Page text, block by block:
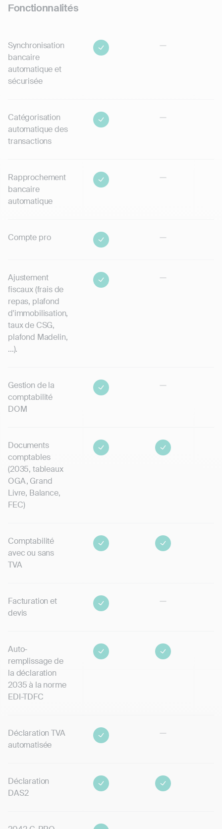
Fonctionnalités
Synchronisation
bancaire
automatique et
sécurisée
Catégorisation
automatique des
transactions
Rapprochement
bancaire
automatique
Compte pro
Ajustement
fiscaux (frais de
repas, plafond
d'immobilisation,
taux de CSG,
plafond Madelin,
...).
Gestion de la
comptabilité
DOM
Documents
comptables
(2035, tableaux
OGA, Grand
Livre, Balance,
FEC)
Comptabilité
avec ou sans
TVA
Facturation et
devis
Auto-
remplissage de
la déclaration
2035 à la norme
EDI-TDFC
Déclaration TVA
automatisée
Déclaration
DAS2